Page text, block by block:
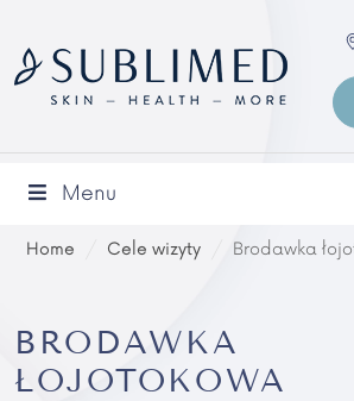
Menu
Home Cele wizyty Brodawka
BRODAWKA
ŁOJOTOKOWA